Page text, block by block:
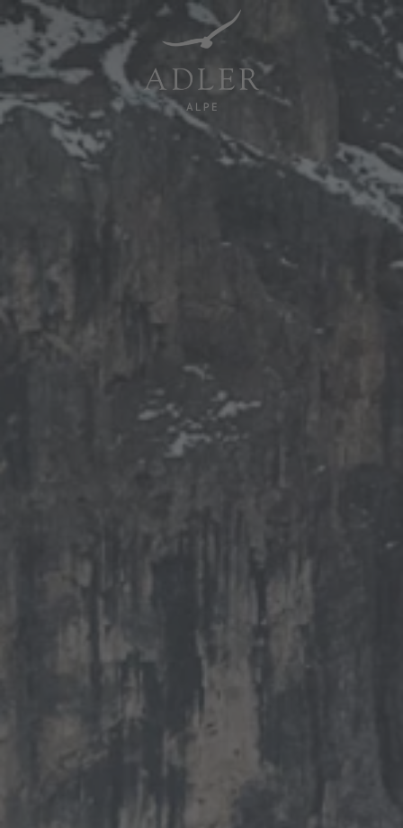
Resorts & Retreats
A TUTTI I RESORTS E RETREATS